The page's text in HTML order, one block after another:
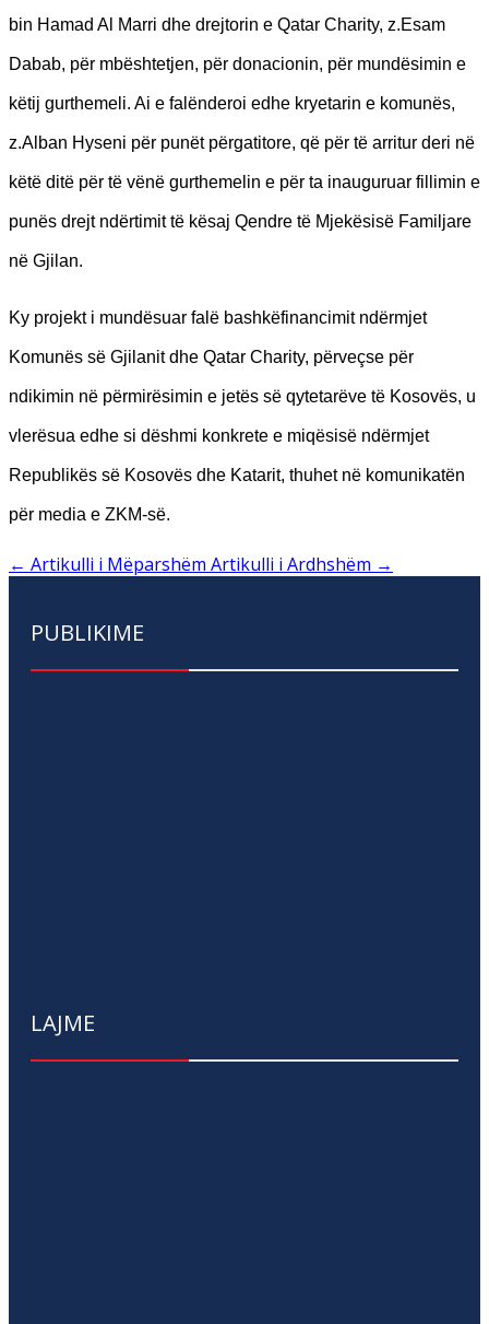
bin Hamad Al Marri dhe drejtorin e Qatar Charity, z.Esam
Dabab, për mbështetjen, për donacionin, për mundësimin e
këtij gurthemeli. Ai e falënderoi edhe kryetarin e komunës,
z.Alban Hyseni për punët përgatitore, që për të arritur deri në
këtë ditë për të vënë gurthemelin e për ta inauguruar fillimin e
punës drejt ndërtimit të kësaj Qendre të Mjekësisë Familjare
në Gjilan.
Ky projekt i mundësuar falë bashkëfinancimit ndërmjet
Komunës së Gjilanit dhe Qatar Charity, përveçse për
ndikimin në përmirësimin e jetës së qytetarëve të Kosovës, u
vlerësua edhe si dëshmi konkrete e miqësisë ndërmjet
Republikës së Kosovës dhe Katarit, thuhet në komunikatën
për media e ZKM-së.
← Artikulli i Mëparshëm Artikulli i Ardhshëm →
PUBLIKIME
LAJME